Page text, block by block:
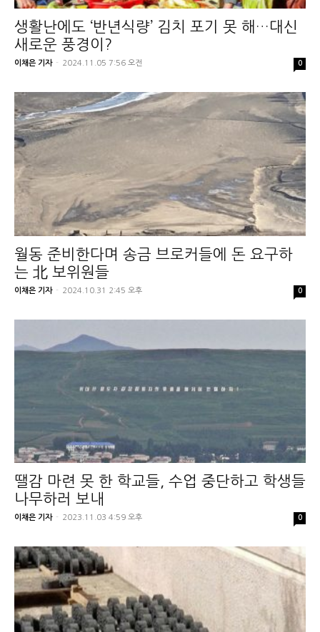
생활난에도 ‘반년식량’ 김치 포기 못 해…대신
새로운 풍경이?
이채은 기자 - 2024.11.05 7:56 오전 0
월동 준비한다며 송금 브로커들에 돈 요구하
는 北 보위원들
이채은 기자 - 2024.10.31 2:45 오후 0
땔감 마련 못 한 학교들, 수업 중단하고 학생들
나무하러 보내
이채은 기자 - 2023.11.03 4:59 오후 0